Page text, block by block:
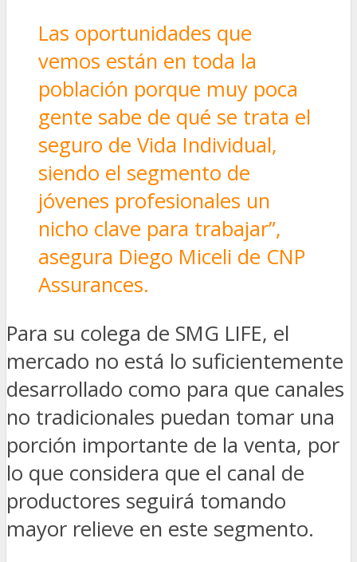
Las oportunidades que
vemos están en toda la
población porque muy poca
gente sabe de qué se trata el
seguro de Vida Individual,
siendo el segmento de
jóvenes profesionales un
nicho clave para trabajar”,
asegura Diego Miceli de CNP
Assurances.
Para su colega de SMG LIFE, el
mercado no está lo suficientemente
desarrollado como para que canales
no tradicionales puedan tomar una
porción importante de la venta, por
lo que considera que el canal de
productores seguirá tomando
mayor relieve en este segmento.